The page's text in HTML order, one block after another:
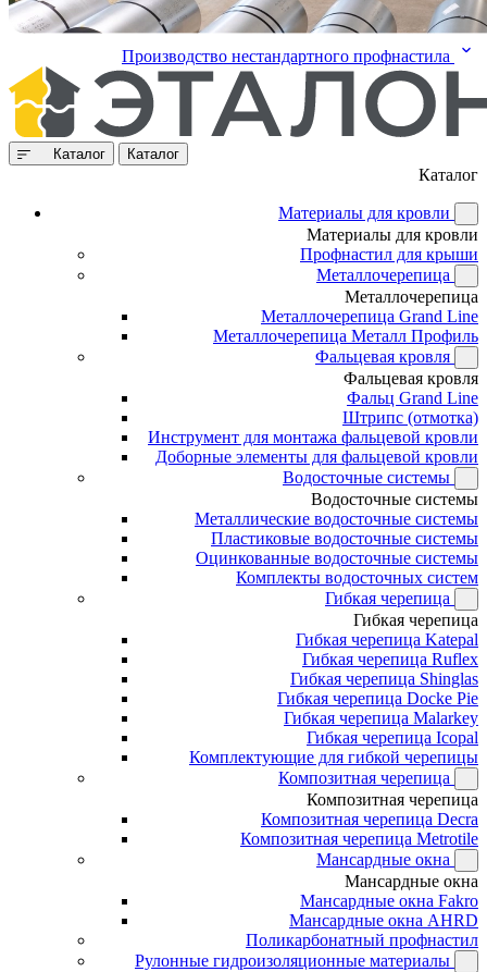
Производство нестандартного профнастила
Каталог Каталог
Каталог
Материалы для кровли
Материалы для кровли
Профнастил для крыши
Металлочерепица
Металлочерепица
Металлочерепица Grand Line
Металлочерепица Металл Профиль
Фальцевая кровля
Фальцевая кровля
Фальц Grand Line
Штрипс (отмотка)
Инструмент для монтажа фальцевой кровли
Доборные элементы для фальцевой кровли
Водосточные системы
Водосточные системы
Металлические водосточные системы
Пластиковые водосточные системы
Оцинкованные водосточные системы
Комплекты водосточных систем
Гибкая черепица
Гибкая черепица
Гибкая черепица Katepal
Гибкая черепица Ruflex
Гибкая черепица Shinglas
Гибкая черепица Docke Pie
Гибкая черепица Malarkey
Гибкая черепица Icopal
Комплектующие для гибкой черепицы
Композитная черепица
Композитная черепица
Композитная черепица Decra
Композитная черепица Metrotile
Мансардные окна
Мансардные окна
Мансардные окна Fakro
Мансардные окна AHRD
Поликарбонатный профнастил
Рулонные гидроизоляционные материалы